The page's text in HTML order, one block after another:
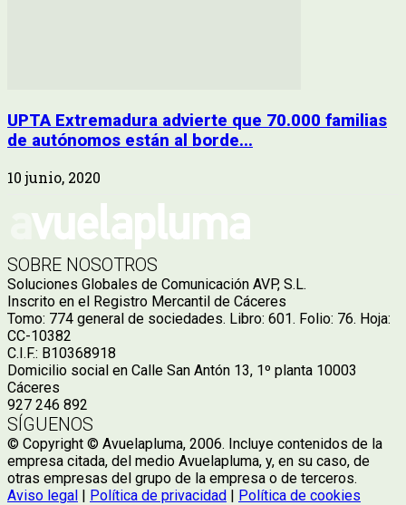
UPTA Extremadura advierte que 70.000 familias
de autónomos están al borde...
10 junio, 2020
SOBRE NOSOTROS
Soluciones Globales de Comunicación AVP, S.L.
Inscrito en el Registro Mercantil de Cáceres
Tomo: 774 general de sociedades. Libro: 601. Folio: 76. Hoja:
CC-10382
C.I.F.: B10368918
Domicilio social en Calle San Antón 13, 1º planta 10003
Cáceres
927 246 892
SÍGUENOS
© Copyright © Avuelapluma, 2006. Incluye contenidos de la
empresa citada, del medio Avuelapluma, y, en su caso, de
otras empresas del grupo de la empresa o de terceros.
Aviso legal | Política de privacidad | Política de cookies